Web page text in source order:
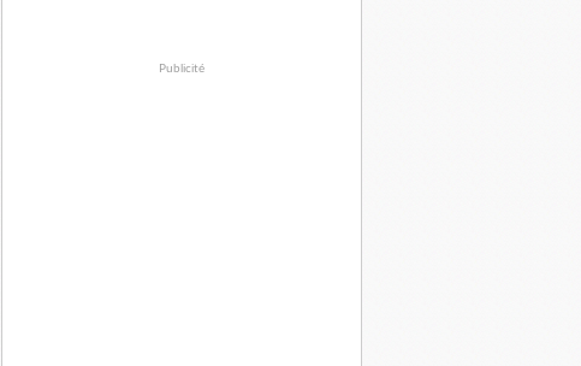
Publicité